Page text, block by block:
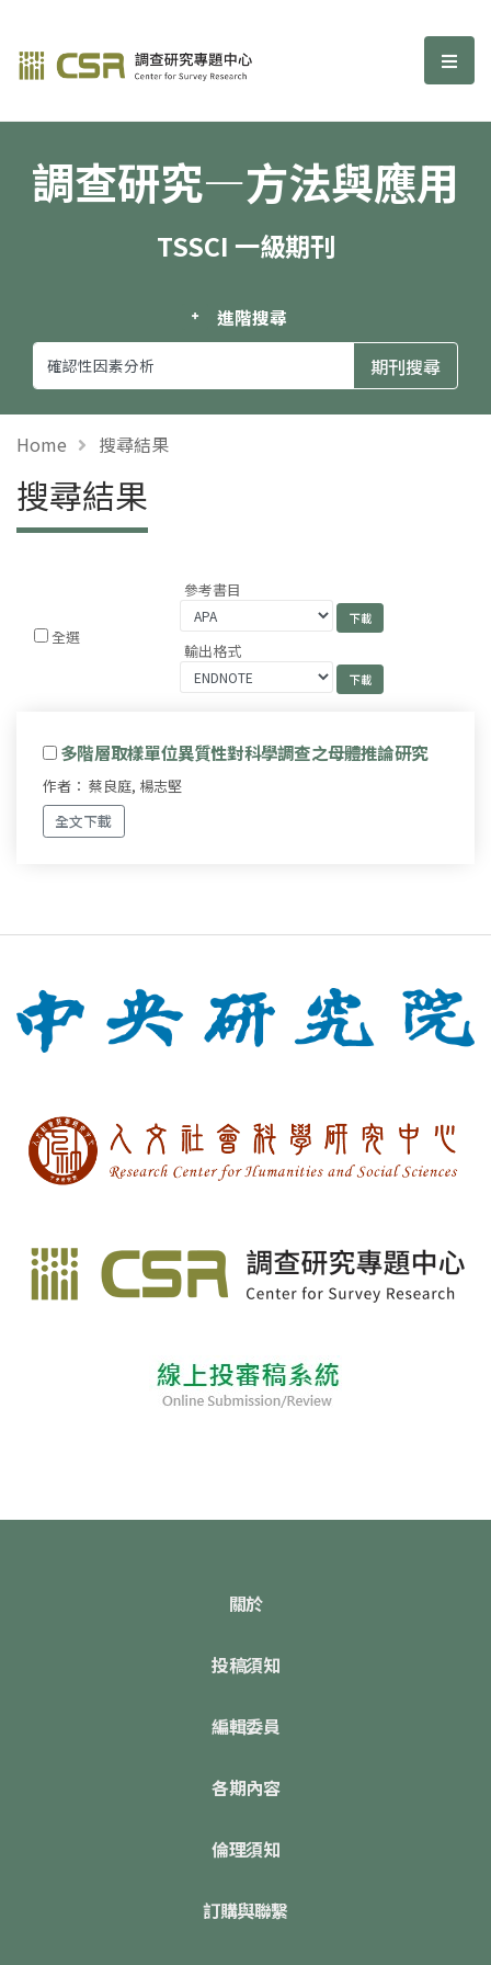
調查研究—方法與應用期刊 選
調查研究—方法與應用
TSSCI 一級期刊
進階搜尋
Home 搜尋結果
搜尋結果
全選
參考書目
輸出格式
多階層取樣單位異質性對科學調查之母體推論研究
作者： 蔡良庭, 楊志堅
全文下載
關於
投稿須知
編輯委員
各期內容
倫理須知
訂購與聯繫